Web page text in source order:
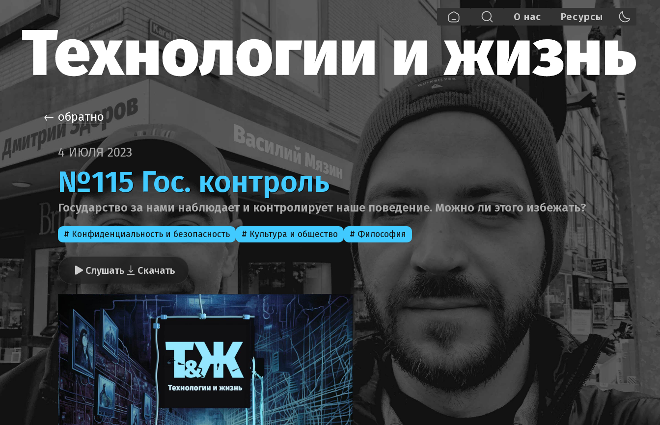
О нас Pecypcы
← обратно
4 ИЮЛЯ 2023
№115 Гос. контроль
Государство за нами наблюдает и контролирует наше поведение. Можно ли этого избежать?
# Конфиденциальность и безопасность # Культура и общество # Философия
Слушать Скачать